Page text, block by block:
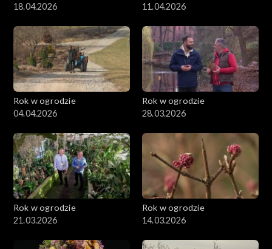
18.04.2026
11.04.2026
Rok w ogrodzie
04.04.2026
Rok w ogrodzie
28.03.2026
Rok w ogrodzie
21.03.2026
Rok w ogrodzie
14.03.2026